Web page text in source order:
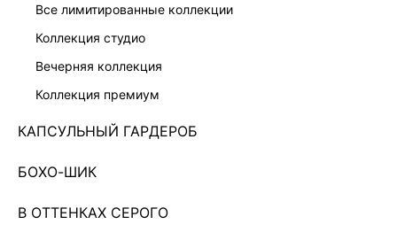
все лимитированные коллекции
коллекция студио
вечерняя коллекция
коллекция премиум
КАПСУЛЬНЫЙ ГАРДЕРОБ
БОХО-ШИК
В ОТТЕНКАХ СЕРОГО
6 999 ₽-49%3 599 ₽